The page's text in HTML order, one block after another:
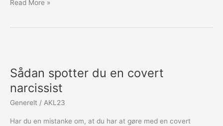
Read More »
Sådan spotter du en covert
narcissist
Generelt / AKL23
Har du en mistanke om, at du har at gøre med en covert
du
covert
narcissist